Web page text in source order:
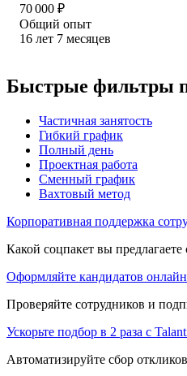
70 000 ₽
Общий опыт
16 лет 7 месяцев
Быстрые фильтры
Частичная занятость
Гибкий график
Полный день
Проектная работа
Сменный график
Вахтовый метод
Корпоративная поддержка
Какой соцпакет вы
Оформляйте кандидатов онлайн
Проверяйте сотрудников и
Ускорьте подбор в 2 раза с
Автоматизируйте сбор